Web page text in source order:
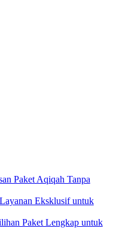
Paket Aqiqah Tanpa
Eksklusif untuk
Paket Lengkap untuk